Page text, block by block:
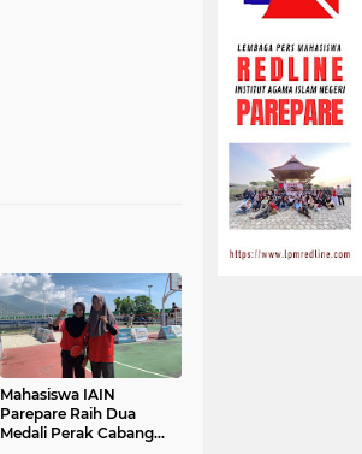
Mahasiswa IAIN
Parepare Raih Dua
Medali Perak Cabang